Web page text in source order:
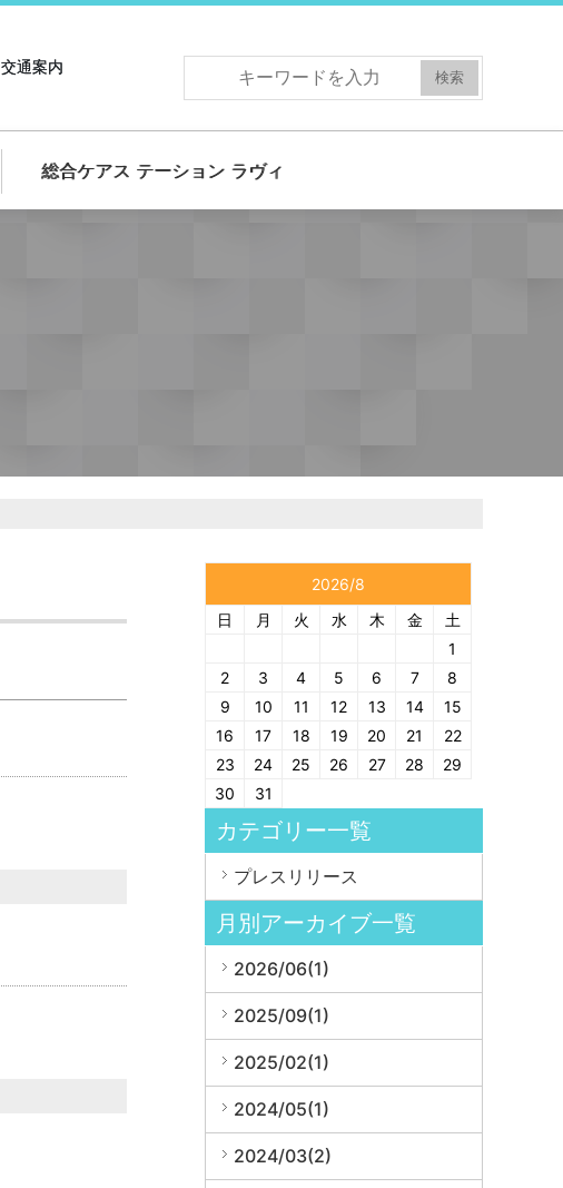
交通案内
総合ケアス テーション ラヴィ
2026/8
日
月 火 水 木 金
土
1
2
3 4 5 6 7
8
9
10 11 12 13 14
15
16
17 18 19 20 21
22
23
24 25 26 27 28
29
30
31
カテゴリー一覧
プレスリリース
月別アーカイブ一覧
2026/06(1)
2025/09(1)
2025/02(1)
2024/05(1)
2024/03(2)